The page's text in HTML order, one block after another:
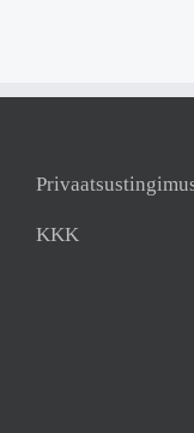
KKK